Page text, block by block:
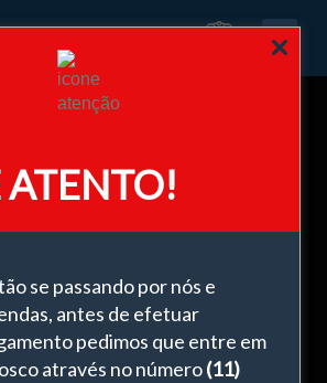
ATENTO!
se passando por nós e
antes de efetuar
pedimos que entre em
através no número(11)
0
vidro certo para cada
fevereiro 3, 2025